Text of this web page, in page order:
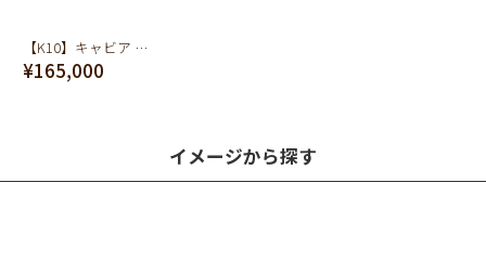
【K10】キャビア ピアス 3g【オーダージュエリー】（ペア）【受注予約】
¥165,000
イメージから探す